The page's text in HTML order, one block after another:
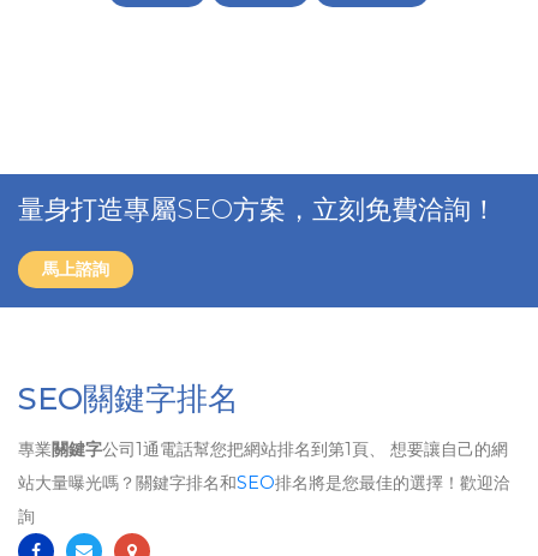
量身打造專屬SEO方案，立刻免費洽詢！
馬上諮詢
SEO關鍵字排名
專業關鍵字公司1通電話幫您把網站排名到第1頁、 想要讓自己的網
站大量曝光嗎？關鍵字排名和SEO排名將是您最佳的選擇！歡迎洽
詢